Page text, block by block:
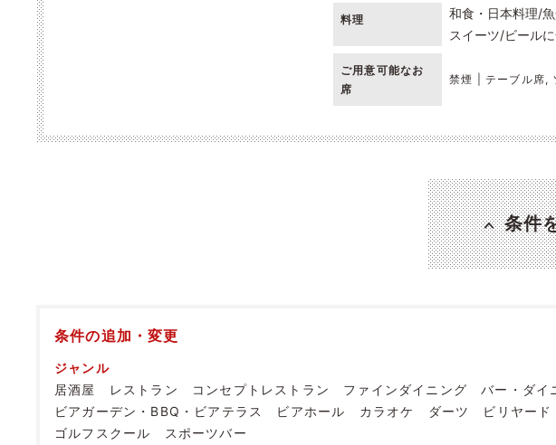
料理 和食・日本料理
スイーツ ビール
ご用意可能なお
席
禁煙 | テーブル席,
条件
条件の追加・変更
ジャンル
居酒屋
レストラン コンセプトレストラン ファインダイニング バー・ダイ
ビアガーデン・BBQ・ビアテラス
ビアホール カラオケ ダーツ ビリヤード
ゴルフスクール
スポーツバー